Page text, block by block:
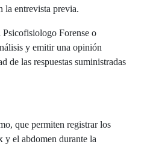
la entrevista previa.
Forense o
y emitir una opinión
de las respuestas suministradas
que permiten registrar los
y el abdomen durante la